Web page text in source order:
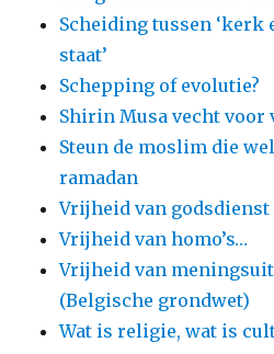
Scheiding tussen ‘kerk
staat’
Schepping of evolutie?
Shirin Musa vecht voor
Steun de moslim die
ramadan
Vrijheid van
Vrijheid van homo’s…
Vrijheid van
(Belgische grondwet)
Wat is religie, wat is